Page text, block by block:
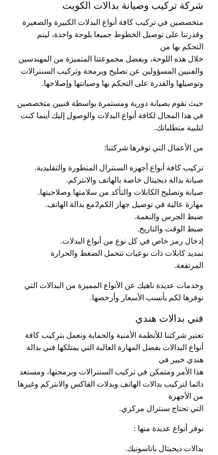
شركة تركيب وصيانة بدالات الكويت
متخصصين في تركيب كافة أنواع البدلات الكبيرة والصغيرة
وقدرتنا على توصيل الخطوط جميعا بلوحة واحدة، ليتم
التحكم بها من
خلال هذه اللوحة، وبفضل مجموعتنا المتميزة من المهندسين
والفنيين المسؤولين عن تصليح وبرمجة وتركيب السنترالات
وتوصيلها والقدرة على التحكم بها وصيانتها وإصلاحها.
حيث نقوم بصيانة دورية ومستمرة بواسطة فنيين متخصصين
في هذا المجال لكافة أنواع البدلات والوصول إليك أينما كنت
لتلبية متطلباتك.
من الأعمال التي توفرها شركتنا:
تركيب كافة أنواع أجهزة السنترال المتطورة والتقليدية.
صيانة بدالة ديجيتال خاصة بالهاتف والانتركم.
صيانة وتصليح الكابلات والتأكد من سلامتها وصلاحيتها.
مهارة عالية في توصيل جهاز الكم2مع بدالة الهاتف.
ضبط الجرس والنغمة.
ضبط الوقت والتاريخ.
إدخال رمز خاص في كل نوع من أنواع البدلات.
تمديد كابلات ذات نوعيات تتحمل الضغط والحرارة
المرتفعة.
وخدمات عديدة ناهيك عن الأنواع المميزة من البدالات التي
نوفرها لكم بأنسب الأسعار وأرخصها.
فني بدالات هندي
تعتبر شركتنا للأنظمة الأمنية والحماية ونعمل بتركيب كافة
أنواع البدالات بفضل المهارة العالية التي يمتلكها فني بدالة
هندي خبير في
هذا الأمر ومتمكن في تركيب السنترالات وبرمجتها، ومستعد
دائما لتركيب بدالات الهاتف وبدلات الفاكس والانتركم وغيرها
من الأجهزة
التي تحتاج سنترال مركزي.
نوفر أنواع عديدة منها :
بدالات ديجيتال باناسونيك.